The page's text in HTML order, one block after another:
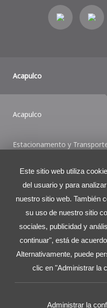
Acapulco
Acapulco
Estacionamento y
Tiendas y Restaurantes
Torre Latitud
Ave. Lázaro Cárdenas No.
Col. Valle Ote., San Pedro
C.P. 66269
Este sitio web utiliza
del usuario y para
nuestro sitio web. También
su uso de nuestro sitio
sociales, publicidad y
continuar", está de
Alternativamente, puede
clic en "Administrar la
Administrar la